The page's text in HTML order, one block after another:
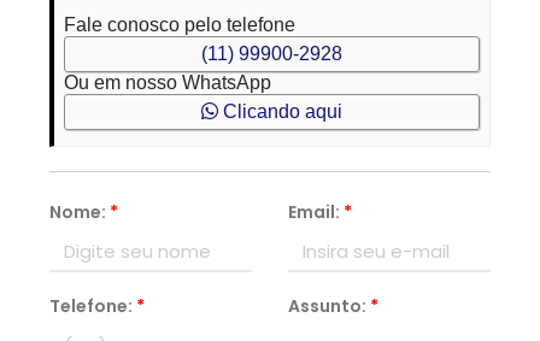
Fale conosco pelo telefone
(11) 99900-2928
Ou em nosso WhatsApp
Clicando aqui
Nome: * Email: *
Telefone: * Assunto: *